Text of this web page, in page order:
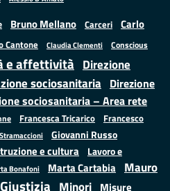
Bruno Mellano Carceri
Carlo
Cantone Claudia Clementi Conscious
e affettività Direzione
sociosanitaria Direzione
sociosanitaria – Area rete
Francesca Tricarico
Francesco
Giovanni Russo
e cultura
Lavoro e
Bonafoni Marta Cartabia Mauro
Minori Misure